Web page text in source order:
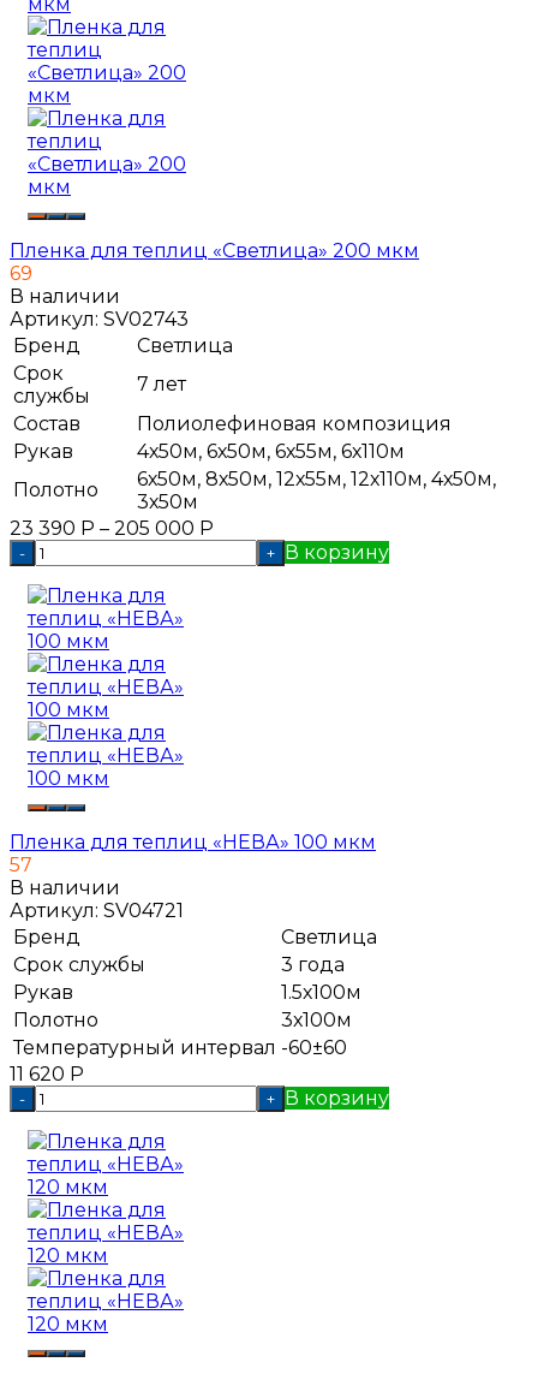
Пленка для теплиц «Светлица» 200 мкм
69
В наличии
Артикул: SV02743
Бренд
Светлица
Срок
службы
7 лет
Состав
Полиолефиновая композиция
Рукав
4х50м, 6х50м, 6х55м, 6х110м
Полотно
6х50м, 8х50м, 12х55м, 12х110м, 4х50м,
3х50м
23 390 Р – 205 000 Р
- + В корзину
Пленка для теплиц «НЕВА» 100 мкм
57
В наличии
Артикул: SV04721
Бренд
Светлица
Срок службы
3 года
Рукав
1.5х100м
Полотно
3х100м
Температурный интервал -60±60
11 620 Р
- + В корзину